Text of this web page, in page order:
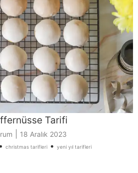
Tarifi
18 Aralık 2023
christmas tarifleri• yeni yıl tarifleri